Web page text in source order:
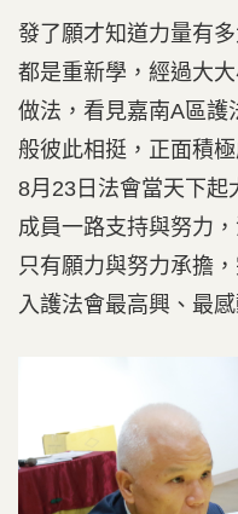
發了願才知道力量有
都是重新學，經過大
做法，看見嘉南A區護
般彼此相挺，正面積
8月23日法會當天下起
成員一路支持與努力
只有願力與努力承擔
入護法會最高興、最